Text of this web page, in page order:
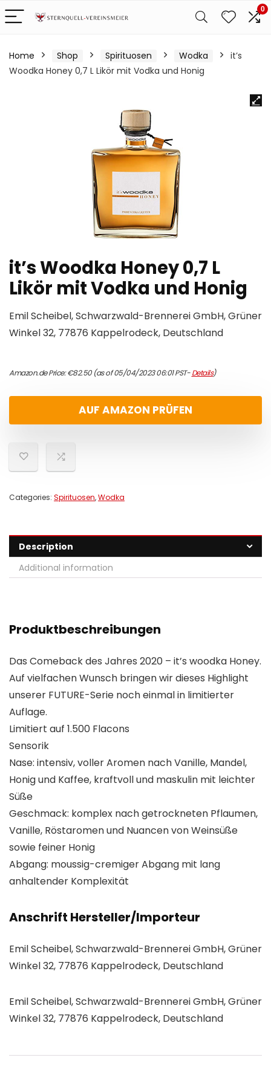
0
Home Shop Spirituosen Wodka
it’s
Woodka Honey 0,7 L Likör mit Vodka und Honig
it’s Woodka Honey 0,7 L
Likör mit Vodka und Honig
Emil Scheibel, Schwarzwald-Brennerei GmbH, Grüner
Winkel 32, 77876 Kappelrodeck, Deutschland
Amazon.de Price:€82.50(as of 05/04/2023 06:01 PST-Details)
AUF AMAZON PRÜFEN
Categories: Spirituosen,Wodka
Description
Additional information
Produktbeschreibungen
Das Comeback des Jahres 2020 – it’s woodka Honey.
Auf vielfachen Wunsch bringen wir dieses Highlight
unserer FUTURE-Serie noch einmal in limitierter
Auflage.
Limitiert auf 1.500 Flacons
Sensorik
Nase: intensiv, voller Aromen nach Vanille, Mandel,
Honig und Kaffee, kraftvoll und maskulin mit leichter
Süße
Geschmack: komplex nach getrockneten Pflaumen,
Vanille, Röstaromen und Nuancen von Weinsüße
sowie feiner Honig
Abgang: moussig-cremiger Abgang mit lang
anhaltender Komplexität
Anschrift Hersteller/Importeur
Emil Scheibel, Schwarzwald-Brennerei GmbH, Grüner
Winkel 32, 77876 Kappelrodeck, Deutschland
Emil Scheibel, Schwarzwald-Brennerei GmbH, Grüner
Winkel 32, 77876 Kappelrodeck, Deutschland